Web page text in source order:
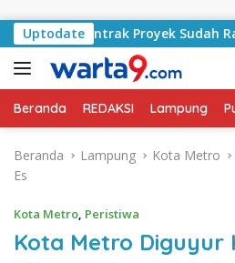
Uptodate
Kontrak Proyek Sudah
Beranda REDAKSI Lampung
Beranda Lampung Kota Metro
Es
Kota Metro, Peristiwa
Kota Metro Diguyur